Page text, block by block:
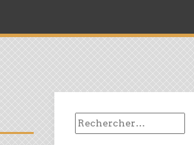
Rechercher :